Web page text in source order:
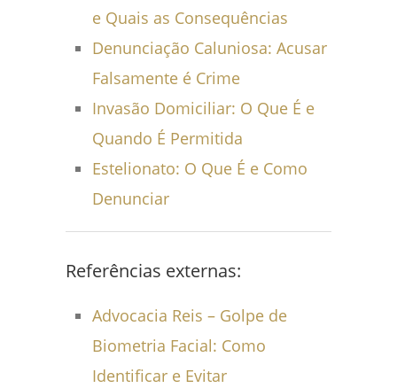
e Quais as Consequências
Denunciação Caluniosa: Acusar
Falsamente é Crime
Invasão Domiciliar: O Que É e
Quando É Permitida
Estelionato: O Que É e Como
Denunciar
Referências externas:
Advocacia Reis – Golpe de
Biometria Facial: Como
Identificar e Evitar